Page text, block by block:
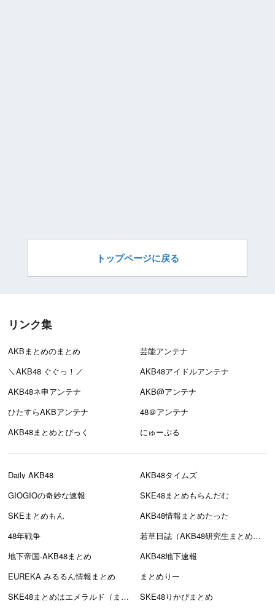
トップページに戻る
リンク集
AKBまとめのまとめ
芸能アンテナ
＼AKB48 ぐぐっ！／
AKB48アイドルアンテナ
AKB48ネ申アンテナ
AKB@アンテナ
ひたすらAKBアンテナ
48＠アンテナ
AKB48まとめとぴっく
にゅーぷる
Daily AKB48
AKB48タイムズ
GIOGIOの奇妙な速報
SKE48まとめもらんだむ
SKEまとめもん
AKB48情報まとめたった
48年戦争
若草日誌（AKB48研究生まとめブログ）
地下帝国-AKB48まとめ
AKB48地下速報
EUREKA みるるん情報まとめ
まとめりー
SKE48まとめはエメラルド（まとえめ）
SKE48りかぴまとめ